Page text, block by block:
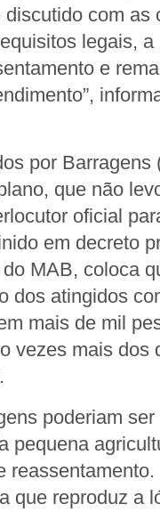
com as
legais,
e
por Barragens
que não
oficial
em decreto
MAB, coloca
dos atingidos
mais de mil
vezes mais dos
poderiam
pequena
reassentamento.
que reproduz a